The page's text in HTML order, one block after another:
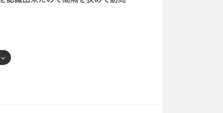
ヌルいしコンセプトがよく分からず
とで再チャレンジ